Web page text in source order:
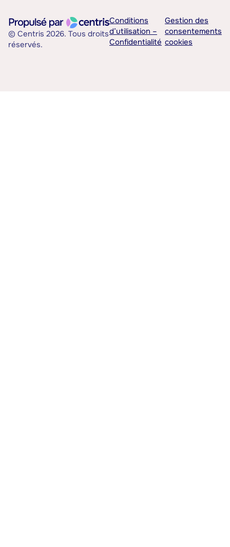
© Centris 2026. Tous droits
réservés.
Conditions
d’utilisation –
Confidentialité
Gestion des
consentements
cookies